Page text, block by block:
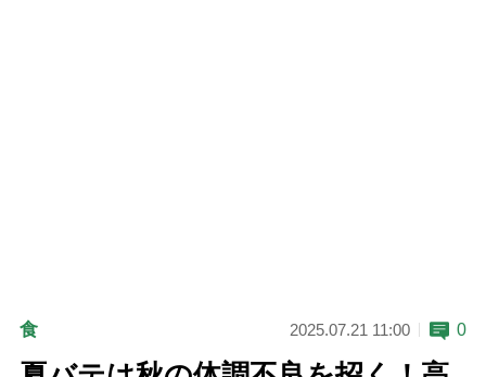
食 2025.07.21 11:00 0